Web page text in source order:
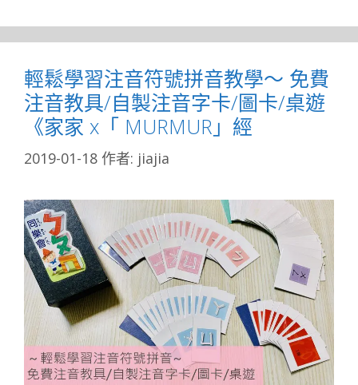
輕鬆學習注音符號拼音教學～ 免費
注音教具/自製注音字卡/圖卡/桌遊
《家家 x「 MURMUR」經
2019-01-18 作者: jiajia